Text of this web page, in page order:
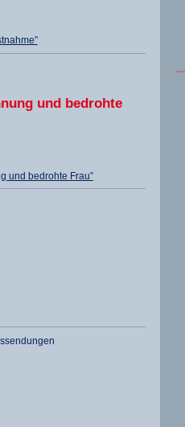
und bedrohte
und bedrohte Frau”